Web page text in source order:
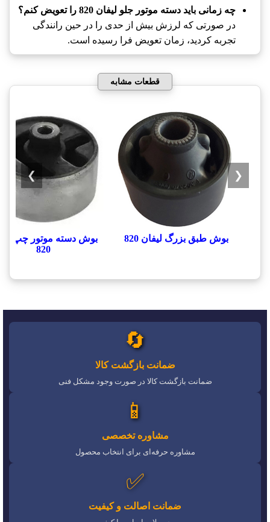
چه زمانی باید دسته موتور جلو لیفان 820 را تعویض کنم؟
در صورتی که لرزش بیش از حدی را در حین رانندگی
تجربه کردید، زمان تعویض فرا رسیده است.
قطعات مشابه
بوش طبق بزرگ لیفان 820
بوش دسته موتور چپ
820
❮
❯
🔄
ضمانت بازگشت کالا
ضمانت بازگشت کالا در صورت وجود مشکل فنی
📱
مشاوره تخصصی
مشاوره حرفه‌ای برای انتخاب محصول
✅
ضمانت اصالت و کیفیت